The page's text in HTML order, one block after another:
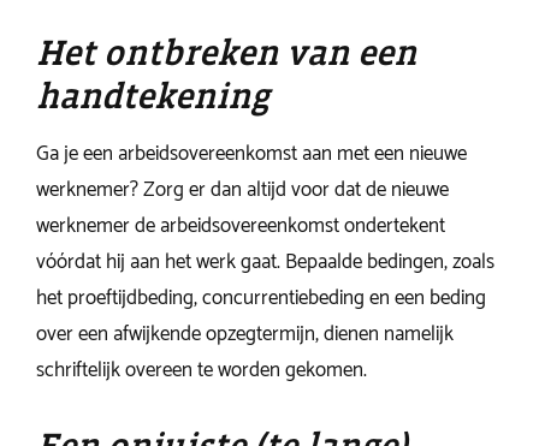
Het ontbreken van een
handtekening
Ga je een arbeidsovereenkomst aan met een nieuwe
werknemer? Zorg er dan altijd voor dat de nieuwe
werknemer de arbeidsovereenkomst ondertekent
vóórdat hij aan het werk gaat. Bepaalde bedingen, zoals
het proeftijdbeding, concurrentiebeding en een beding
over een afwijkende opzegtermijn, dienen namelijk
schriftelijk overeen te worden gekomen.